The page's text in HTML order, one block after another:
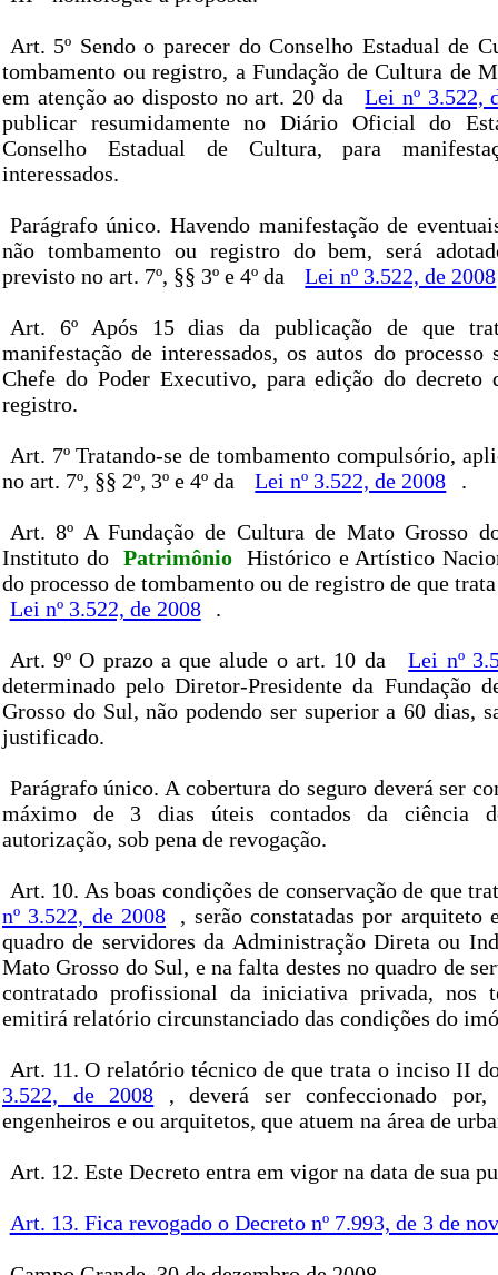
Art. 5º Sendo o parecer do Conselho Estadual de
tombamento ou registro, a Fundação de Cultura de
em atenção ao disposto no art. 20 da
Lei nº 3.522,
publicar resumidamente no Diário Oficial do
Conselho Estadual de Cultura, para
interessados.
Parágrafo único. Havendo manifestação de
não tombamento ou registro do bem, será
previsto no art. 7º, §§ 3º e 4º da
Lei nº 3.522, de 2008
Art. 6º Após 15 dias da publicação de que
manifestação de interessados, os autos do processo
Chefe do Poder Executivo, para edição do decreto
registro.
Art. 7º Tratando-se de tombamento compulsório,
no art. 7º, §§ 2º, 3º e 4º da
Lei nº 3.522, de 2008 .
Art. 8º A Fundação de Cultura de Mato Grosso
Instituto do Patrimônio Histórico e Artístico
do processo de tombamento ou de registro de que trata
Lei nº 3.522, de 2008
.
Art. 9º O prazo a que alude o art. 10 da
Lei nº
determinado pelo Diretor-Presidente da Fundação
Grosso do Sul, não podendo ser superior a 60 dias,
justificado.
Parágrafo único. A cobertura do seguro deverá ser
máximo de 3 dias úteis contados da ciência
autorização, sob pena de revogação.
Art. 10. As boas condições de conservação de que
nº 3.522, de 2008
, serão constatadas por arquiteto
quadro de servidores da Administração Direta ou
Mato Grosso do Sul, e na falta destes no quadro de
contratado profissional da iniciativa privada, nos
emitirá relatório circunstanciado das condições do
Art. 11. O relatório técnico de que trata o inciso II
3.522, de 2008
, deverá ser confeccionado
engenheiros e ou arquitetos, que atuem na área de
Art. 12. Este Decreto entra em vigor na data de sua
Art. 13. Fica revogado o Decreto nº 7.993, de 3 de